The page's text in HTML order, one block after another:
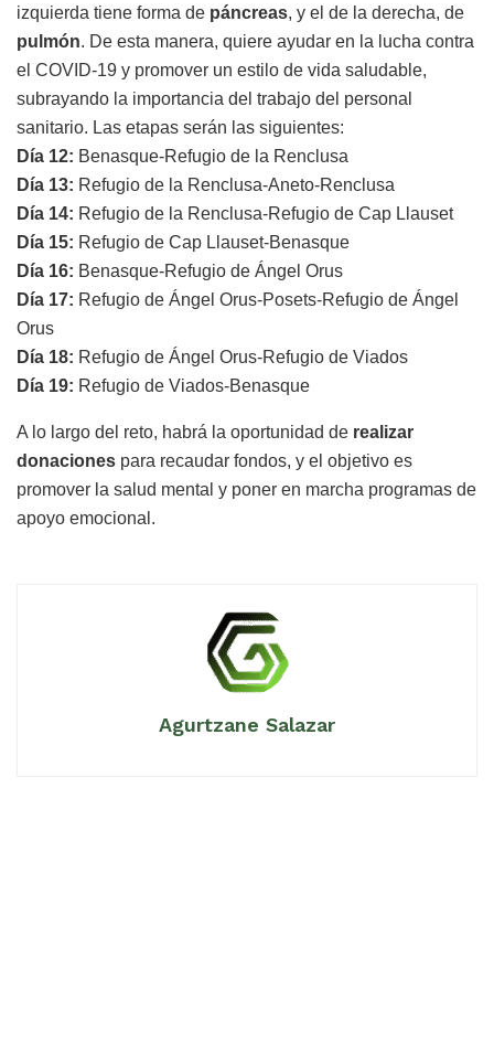
izquierda tiene forma de páncreas, y el de la derecha, de
pulmón. De esta manera, quiere ayudar en la lucha contra
el COVID-19 y promover un estilo de vida saludable,
subrayando la importancia del trabajo del personal
sanitario. Las etapas serán las siguientes:
Día 12: Benasque-Refugio de la Renclusa
Día 13: Refugio de la Renclusa-Aneto-Renclusa
Día 14: Refugio de la Renclusa-Refugio de Cap Llauset
Día 15: Refugio de Cap Llauset-Benasque
Día 16: Benasque-Refugio de Ángel Orus
Día 17: Refugio de Ángel Orus-Posets-Refugio de Ángel
Orus
Día 18: Refugio de Ángel Orus-Refugio de Viados
Día 19: Refugio de Viados-Benasque
A lo largo del reto, habrá la oportunidad de realizar
donaciones para recaudar fondos, y el objetivo es
promover la salud mental y poner en marcha programas de
apoyo emocional.
Agurtzane Salazar